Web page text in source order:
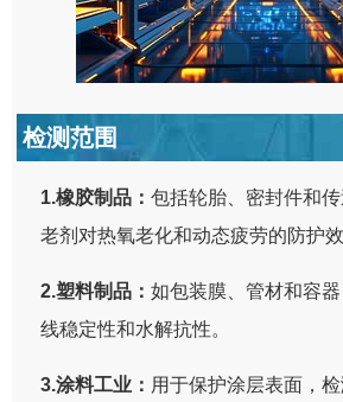
检测范围
1.橡胶制品：包括轮胎、密封件和
老剂对热氧老化和动态疲劳的防护效
2.塑料制品：如包装膜、管材和容
线稳定性和水解抗性。
3.涂料工业： 用于保护涂层表面，